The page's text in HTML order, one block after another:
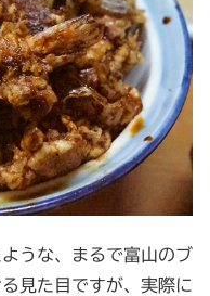
うな、まるで富山のブ
見た目ですが、実際に